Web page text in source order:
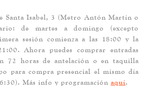
Santa Isabel, 3 (Metro Antón Martín o
de martes a domingo (excepto
sesión comienza a las 18:00 y la
Ahora puedes comprar entradas
72 horas de antelación o en taquilla
para compra presencial el mismo día
Más info y programación aquí.